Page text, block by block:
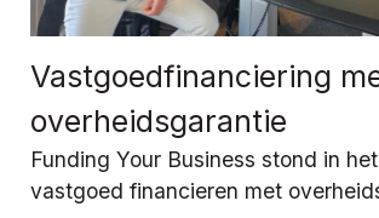
Vastgoedfinanciering
overheidsgarantie
Funding Your Business stond in
vastgoed financieren met